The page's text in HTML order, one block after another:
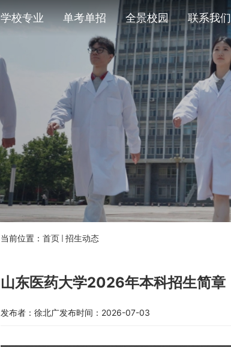
学校专业 单考单招 全景校园 联系我们
当前位置： 首页 招生动态
山东医药大学2026年本科招生简章
发布者：徐北广发布时间：2026-07-03